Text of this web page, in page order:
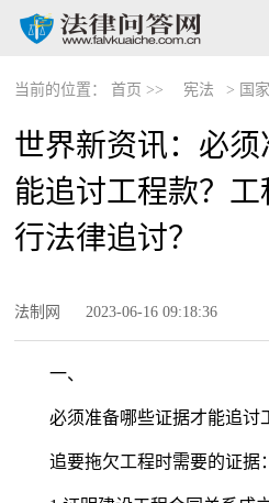
当前的位置： 首页 >> 宪法 > 国
世界新资讯：必
能追讨工程款？
行法律追讨？
法制网 2023-06-16 09:18:36
一、
必须准备哪些证据才能追讨
追要拖欠工程时需要的证据：